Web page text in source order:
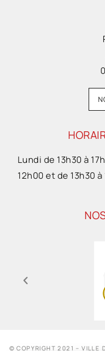
Lundi de 13h30 à
12h00 et de 13h30
© COPYRIGHT 2021 – VILLE